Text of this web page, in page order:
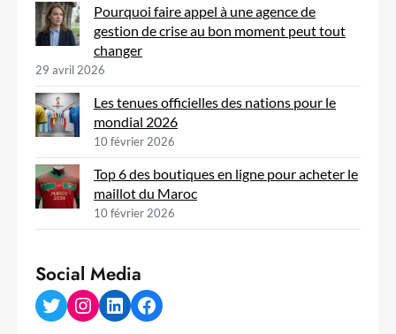
Pourquoi faire appel à une agence de
gestion de crise au bon moment peut tout
changer
29 avril 2026
Les tenues officielles des nations pour le
mondial 2026
10 février 2026
Top 6 des boutiques en ligne pour acheter le
maillot du Maroc
10 février 2026
Social Media
Twitter Instagram LinkedIn Facebook